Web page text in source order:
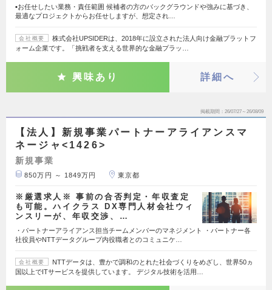
▪️お任せしたい業務・責任範囲 候補者の方のバックグラウンドや強みに基づき、
最適なプロジェクトからお任せしますが、想定され…
会社概要
株式会社UPSIDERは、2018年に設立された法人向け金融プラットフ
ォーム企業です。「挑戦者を支える世界的な金融プラッ…
興味あり 詳細へ
掲載期間 26/07/27～26/08/09
【法人】新規事業パートナーアライアンスマ
ネージャ<1426>
新規事業
850万円 ～ 1849万円 東京都
※厳選求人※ 事前の合否判定・年収査定
も可能。ハイクラス DX専門人材会社ウィ
ンスリーが、年収交渉、…
・パートナーアライアンス担当チームメンバーのマネジメント ・パートナー各
社役員やNTTデータグループ内役職者とのコミュニケ…
会社概要
NTTデータは、豊かで調和のとれた社会づくりをめざし、世界50ヵ
国以上でITサービスを提供しています。 デジタル技術を活用…